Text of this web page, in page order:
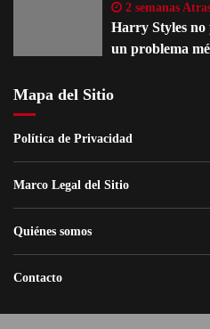
2 semanas
Harry Styles
un problema
Mapa del Sitio
Política de Privacidad
Marco Legal del Sitio
Quiénes somos
Contacto